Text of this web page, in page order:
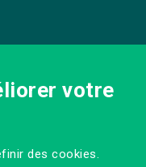
votre
des cookies.